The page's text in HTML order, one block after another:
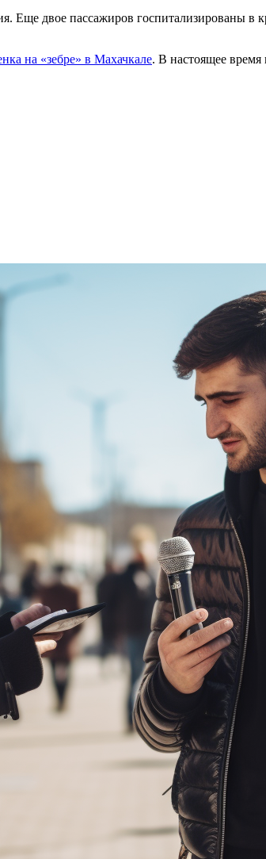
Еще двое пассажиров госпитализированы в
на «зебре» в Махачкале. В настоящее время